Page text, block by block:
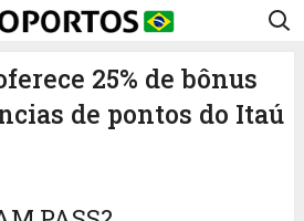
25% de bônus
de pontos do Itaú